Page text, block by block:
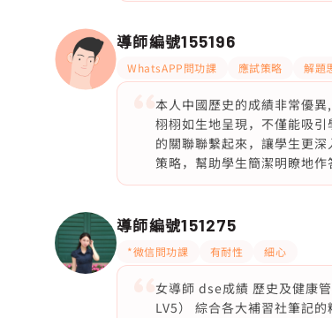
導師編號155196
WhatsAPP問功課 應試策略 解題
本人中國歷史的成績非常優
栩栩如生地呈現，不僅能吸
的關聯聯繫起來，讓學生更
策略，幫助學生簡潔明瞭地作
導師編號151275
*微信問功課 有耐性 細心
女導師 dse成績 歷史及健康
LV5） 綜合各大補習社筆記